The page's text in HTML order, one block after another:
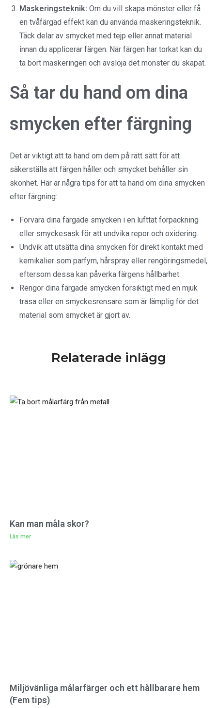
Maskeringsteknik: Om du vill skapa mönster eller få
en tvåfärgad effekt kan du använda maskeringsteknik.
Täck delar av smycket med tejp eller annat material
innan du applicerar färgen. När färgen har torkat kan du
ta bort maskeringen och avslöja det mönster du skapat.
Så tar du hand om dina
smycken efter färgning
Det är viktigt att ta hand om dem på rätt sätt för att
säkerställa att färgen håller och smycket behåller sin
skönhet. Här är några tips för att ta hand om dina smycken
efter färgning:
Förvara dina färgade smycken i en lufttät förpackning
eller smyckesask för att undvika repor och oxidering.
Undvik att utsätta dina smycken för direkt kontakt med
kemikalier som parfym, hårspray eller rengöringsmedel,
eftersom dessa kan påverka färgens hållbarhet.
Rengör dina färgade smycken försiktigt med en mjuk
trasa eller en smyckesrensare som är lämplig för det
material som smycket är gjort av.
Relaterade inlägg
Kan man måla skor?
Läs mer
Miljövänliga målarfärger och ett hållbarare hem
(Fem tips)